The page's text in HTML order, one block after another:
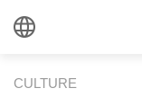
CULTURE